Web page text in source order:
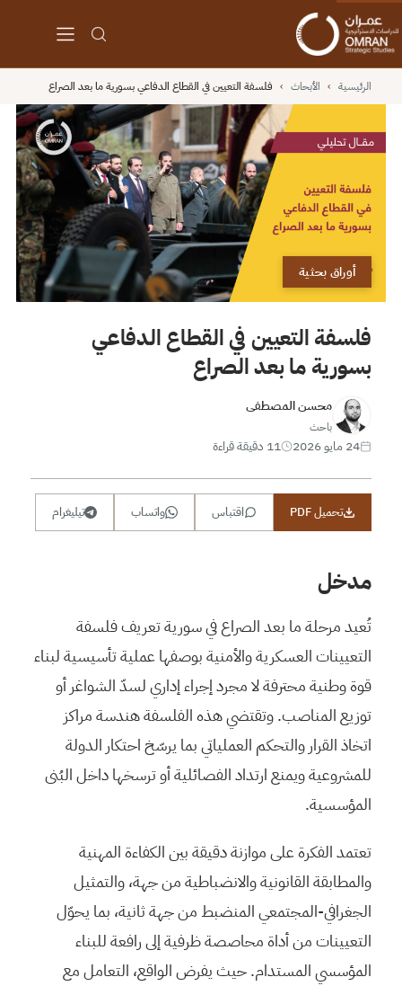
الرئيسية › الأبحاث › فلسفة التعيين في القطاع الدفاعي بسورية ما بعد الصراع
أوراق بحثية
فلسفة التعيين في القطاع الدفاعي
بسورية ما بعد الصراع
محسن المصطفى
باحث
24 مايو 2026 11 دقيقة قراءة
تحميل PDF اقتباس واتساب تيليغرام
مدخل
تُعيد مرحلة ما بعد الصراع في سورية تعريف فلسفة
التعيينات العسكرية والأمنية بوصفها عملية تأسيسية لبناء
قوة وطنية محترفة لا مجرد إجراء إداري لسدّ الشواغر أو
توزيع المناصب. وتقتضي هذه الفلسفة هندسة مراكز
اتخاذ القرار والتحكم العملياتي بما يرسّخ احتكار الدولة
للمشروعية ويمنع ارتداد الفصائلية أو ترسخها داخل البُنى
المؤسسية.
تعتمد الفكرة على موازنة دقيقة بين الكفاءة المهنية
والمطابقة القانونية والانضباطية من جهة، والتمثيل
الجغرافي-المجتمعي المنضبط من جهة ثانية، بما يحوّل
التعيينات من أداة محاصصة ظرفية إلى رافعة للبناء
المؤسسي المستدام. حيث يفرض الواقع، التعامل مع